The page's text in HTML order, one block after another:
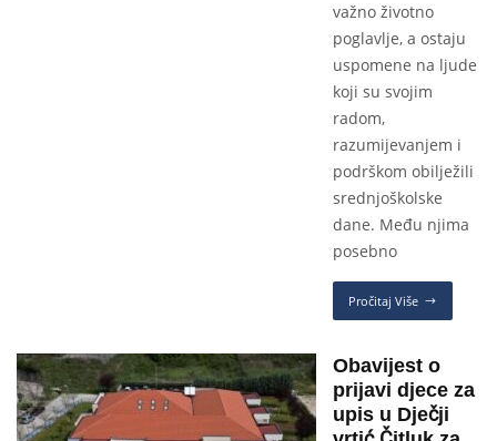
važno životno
poglavlje, a ostaju
uspomene na ljude
koji su svojim
radom,
razumijevanjem i
podrškom obilježili
srednjoškolske
dane. Među njima
posebno
Pročitaj Više
Obavijest o
prijavi djece za
upis u Dječji